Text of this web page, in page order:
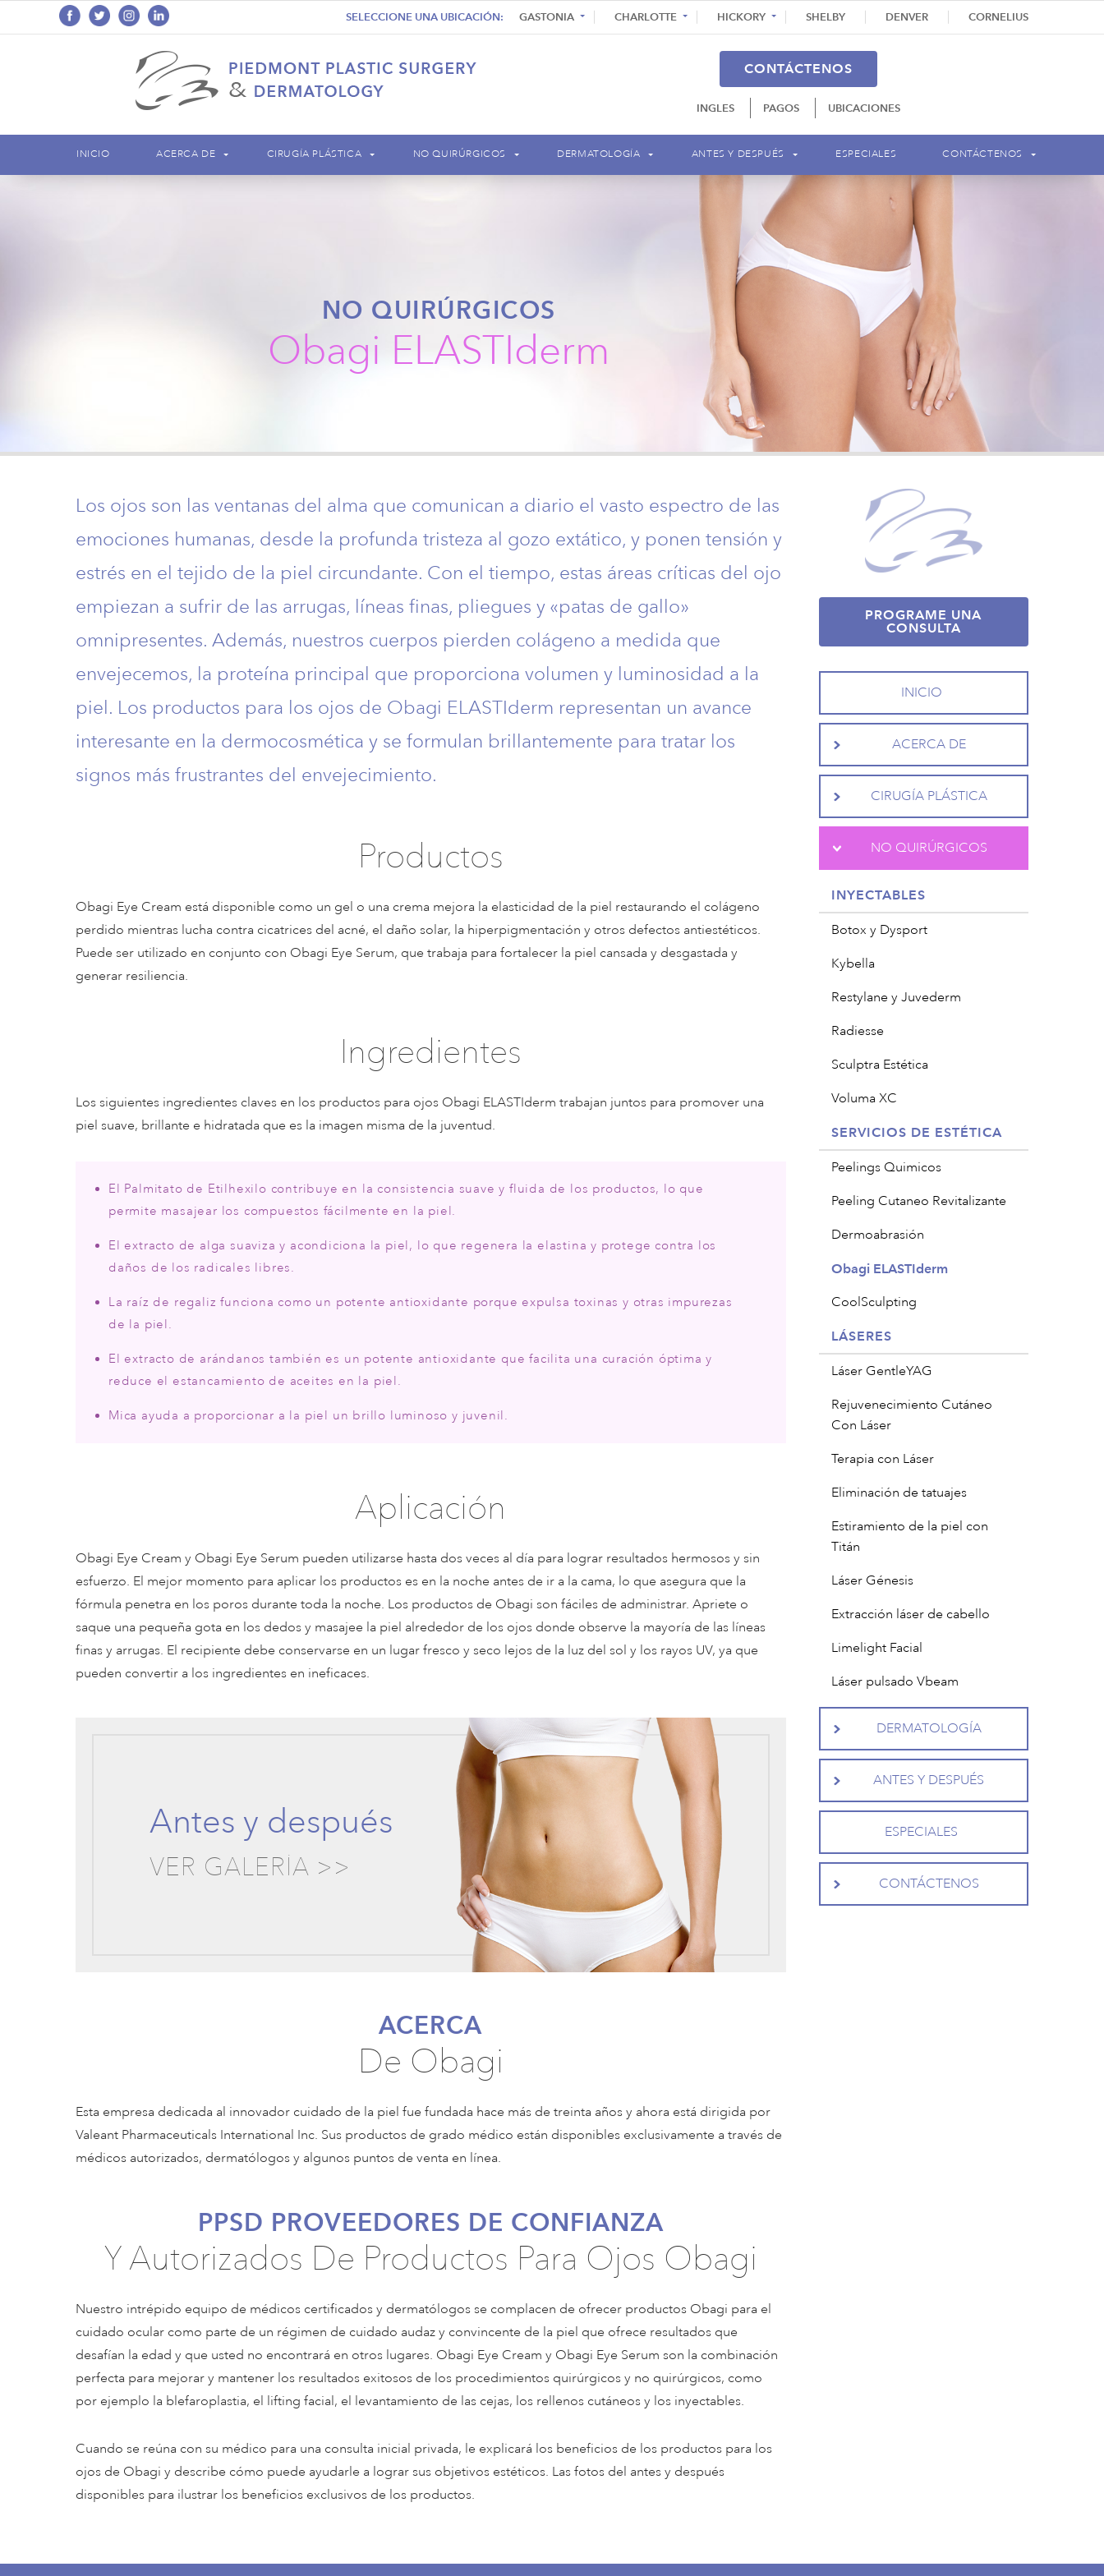
SELECCIONE UNA UBICACIÓN: GASTONIA CHARLOTTE HICKORY SHELBY DENVER CORNELIUS
CONTÁCTENOS
INGLES PAGOS UBICACIONES
INICIO ACERCA DE CIRUGÍA PLÁSTICA NO QUIRÚRGICOS DERMATOLOGÍA ANTES Y DESPUÉS ESPECIALES CONTÁCTENOS
NO QUIRÚRGICOS
Obagi ELASTIderm
Los ojos son las ventanas del alma que comunican a diario el vasto espectro de las
emociones humanas, desde la profunda tristeza al gozo extático, y ponen tensión y
estrés en el tejido de la piel circundante. Con el tiempo, estas áreas críticas del ojo
empiezan a sufrir de las arrugas, líneas finas, pliegues y «patas de gallo»
omnipresentes. Además, nuestros cuerpos pierden colágeno a medida que
envejecemos, la proteína principal que proporciona volumen y luminosidad a la
piel. Los productos para los ojos de Obagi ELASTIderm representan un avance
interesante en la dermocosmética y se formulan brillantemente para tratar los
signos más frustrantes del envejecimiento.
Productos
Obagi Eye Cream está disponible como un gel o una crema mejora la elasticidad de la piel restaurando el colágeno
perdido mientras lucha contra cicatrices del acné, el daño solar, la hiperpigmentación y otros defectos antiestéticos.
Puede ser utilizado en conjunto con Obagi Eye Serum, que trabaja para fortalecer la piel cansada y desgastada y
generar resiliencia.
Ingredientes
Los siguientes ingredientes claves en los productos para ojos Obagi ELASTIderm trabajan juntos para promover una
piel suave, brillante e hidratada que es la imagen misma de la juventud.
El Palmitato de Etilhexilo contribuye en la consistencia suave y fluida de los productos, lo que
permite masajear los compuestos fácilmente en la piel.
El extracto de alga suaviza y acondiciona la piel, lo que regenera la elastina y protege contra los
daños de los radicales libres.
La raíz de regaliz funciona como un potente antioxidante porque expulsa toxinas y otras impurezas
de la piel.
El extracto de arándanos también es un potente antioxidante que facilita una curación óptima y
reduce el estancamiento de aceites en la piel.
Mica ayuda a proporcionar a la piel un brillo luminoso y juvenil.
Aplicación
Obagi Eye Cream y Obagi Eye Serum pueden utilizarse hasta dos veces al día para lograr resultados hermosos y sin
esfuerzo. El mejor momento para aplicar los productos es en la noche antes de ir a la cama, lo que asegura que la
fórmula penetra en los poros durante toda la noche. Los productos de Obagi son fáciles de administrar. Apriete o
saque una pequeña gota en los dedos y masajee la piel alrededor de los ojos donde observe la mayoría de las líneas
finas y arrugas. El recipiente debe conservarse en un lugar fresco y seco lejos de la luz del sol y los rayos UV, ya que
pueden convertir a los ingredientes en ineficaces.
Antes y después
VER GALERÍA >>
ACERCA
De Obagi
Esta empresa dedicada al innovador cuidado de la piel fue fundada hace más de treinta años y ahora está dirigida por
Valeant Pharmaceuticals International Inc. Sus productos de grado médico están disponibles exclusivamente a través de
médicos autorizados, dermatólogos y algunos puntos de venta en línea.
PPSD PROVEEDORES DE CONFIANZA
Y Autorizados De Productos Para Ojos Obagi
Nuestro intrépido equipo de médicos certificados y dermatólogos se complacen de ofrecer productos Obagi para el
cuidado ocular como parte de un régimen de cuidado audaz y convincente de la piel que ofrece resultados que
desafían la edad y que usted no encontrará en otros lugares. Obagi Eye Cream y Obagi Eye Serum son la combinación
perfecta para mejorar y mantener los resultados exitosos de los procedimientos quirúrgicos y no quirúrgicos, como
por ejemplo la blefaroplastia, el lifting facial, el levantamiento de las cejas, los rellenos cutáneos y los inyectables.
Cuando se reúna con su médico para una consulta inicial privada, le explicará los beneficios de los productos para los
ojos de Obagi y describe cómo puede ayudarle a lograr sus objetivos estéticos. Las fotos del antes y después
disponibles para ilustrar los beneficios exclusivos de los productos.
PROGRAME UNA
CONSULTA
INICIO
ACERCA DE
CIRUGÍA PLÁSTICA
NO QUIRÚRGICOS
INYECTABLES
Botox y Dysport
Kybella
Restylane y Juvederm
Radiesse
Sculptra Estética
Voluma XC
SERVICIOS DE ESTÉTICA
Peelings Quimicos
Peeling Cutaneo Revitalizante
Dermoabrasión
Obagi ELASTIderm
CoolSculpting
LÁSERES
Láser GentleYAG
Rejuvenecimiento Cutáneo
Con Láser
Terapia con Láser
Eliminación de tatuajes
Estiramiento de la piel con
Titán
Láser Génesis
Extracción láser de cabello
Limelight Facial
Láser pulsado Vbeam
DERMATOLOGÍA
ANTES Y DESPUÉS
ESPECIALES
CONTÁCTENOS